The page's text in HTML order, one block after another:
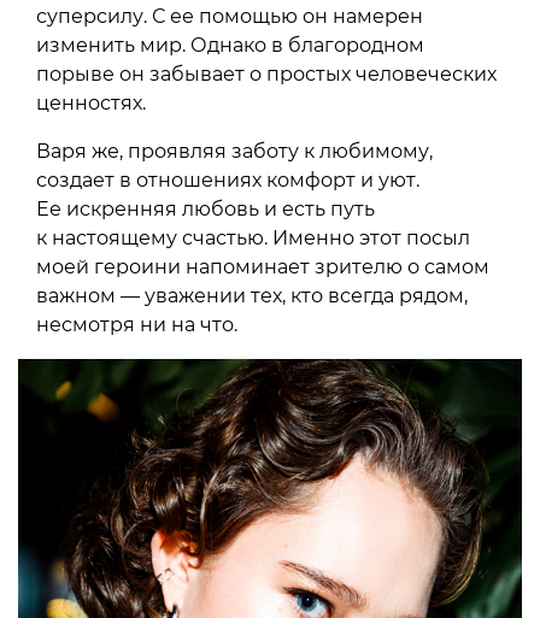
суперсилу. С ее помощью он намерен
изменить мир. Однако в благородном
порыве он забывает о простых человеческих
ценностях.
Варя же, проявляя заботу к любимому,
создает в отношениях комфорт и уют.
Ее искренняя любовь и есть путь
к настоящему счастью. Именно этот посыл
моей героини напоминает зрителю о самом
важном — уважении тех, кто всегда рядом,
несмотря ни на что.